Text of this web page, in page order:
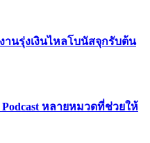
านรุ่งเงินไหลโบนัสจุกรับต้น
หลายหมวดที่ช่วยให้